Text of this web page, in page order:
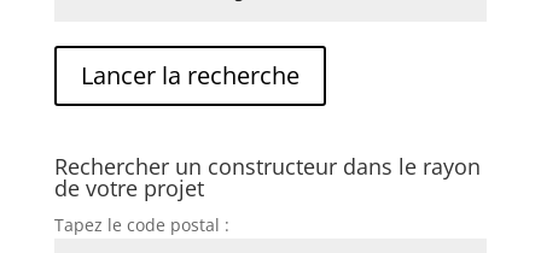
Rechercher un constructeur dans le rayon
de votre projet
Tapez le code postal :